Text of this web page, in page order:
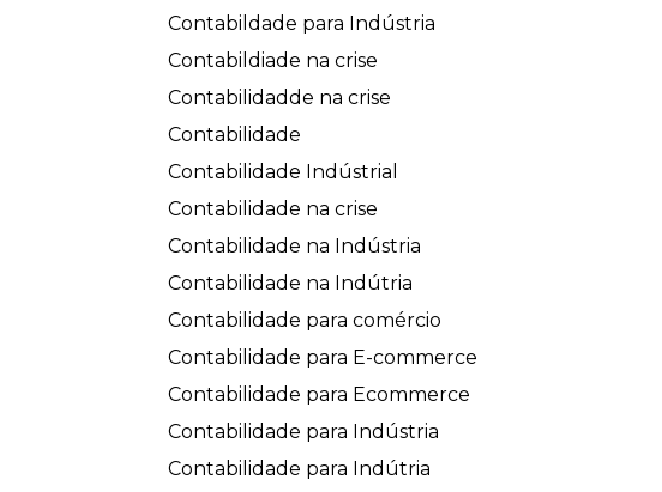
Contabildade para Indústria
Contabildiade na crise
Contabilidadde na crise
Contabilidade
Contabilidade Indústrial
Contabilidade na crise
Contabilidade na Indústria
Contabilidade na Indútria
Contabilidade para comércio
Contabilidade para E-commerce
Contabilidade para Ecommerce
Contabilidade para Indústria
Contabilidade para Indútria